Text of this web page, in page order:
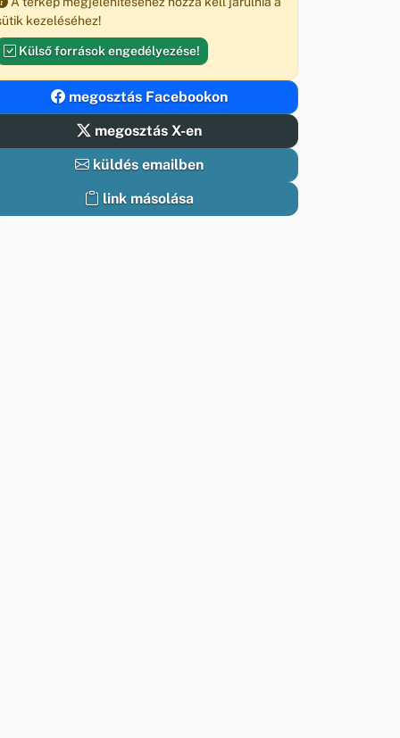
kezeléséhez!
Külső források engedélyezése!
megosztás Facebookon
megosztás X-en
küldés emailben
link másolása